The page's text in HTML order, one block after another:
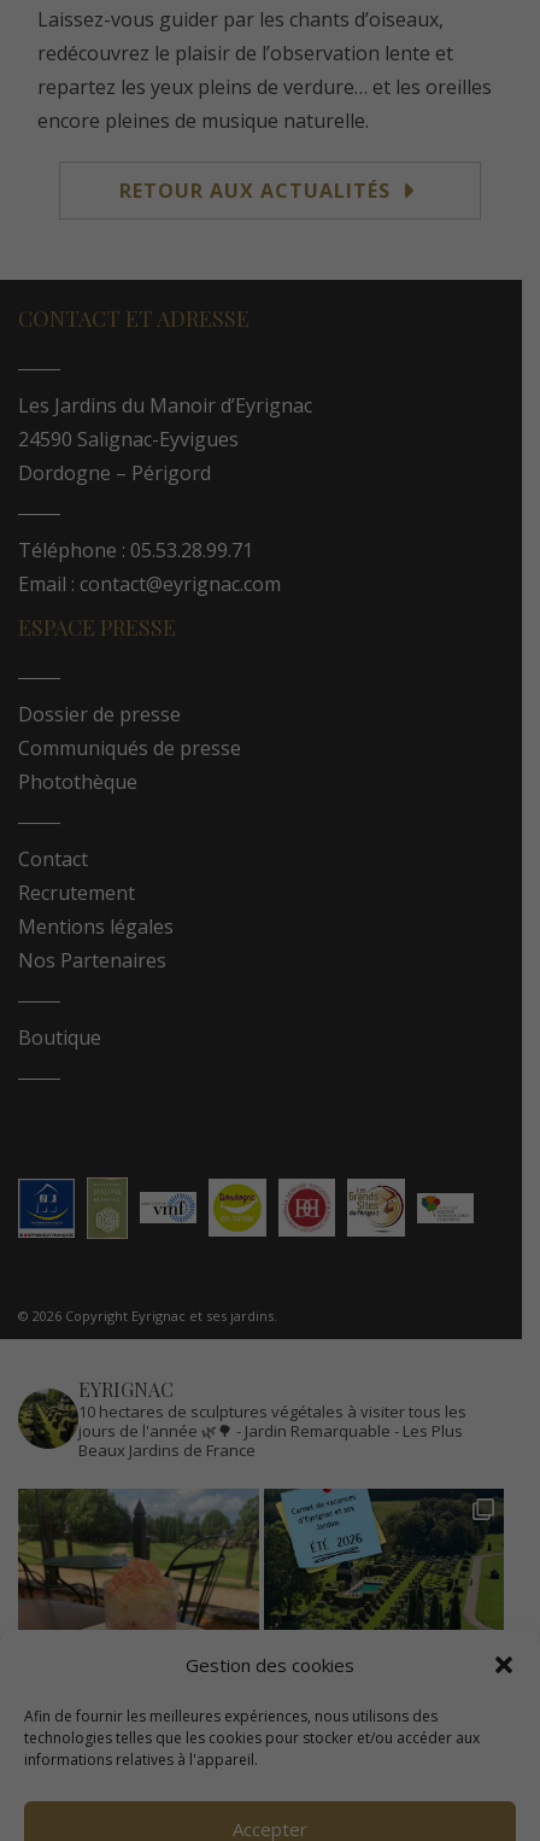
Gestion des cookies
Afin de fournir les meilleures expériences, nous utilisons des
technologies telles que les cookies pour stocker et/ou accéder aux
informations relatives à l'appareil.
Accepter
Laissez-vous guider par les chants d’oiseaux,
redécouvrez le plaisir de l’observation lente et
repartez les yeux pleins de verdure… et les oreilles
encore pleines de musique naturelle.
RETOUR AUX ACTUALITÉS
CONTACT ET ADRESSE
Les Jardins du Manoir d’Eyrignac
24590 Salignac-Eyvigues
Dordogne – Périgord
Téléphone : 05.53.28.99.71
Email : contact@eyrignac.com
ESPACE PRESSE
Dossier de presse
Communiqués de presse
Photothèque
Contact
Recrutement
Mentions légales
Nos Partenaires
Boutique
© 2026 Copyright Eyrignac et ses jardins.
EYRIGNAC
10 hectares de sculptures végétales à visiter tous les
jours de l'année 🌿🌳 - Jardin Remarquable - Les Plus
Beaux Jardins de France